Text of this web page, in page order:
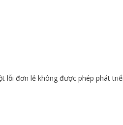
lỗi đơn lẻ không được phép phát